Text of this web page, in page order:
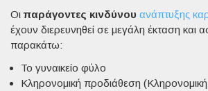
Οι παράγοντες κινδύνου ανάπτυξης
έχουν διερευνηθεί σε μεγάλη έκταση και
παρακάτω:
Το γυναικείο φύλο
Κληρονομική προδιάθεση